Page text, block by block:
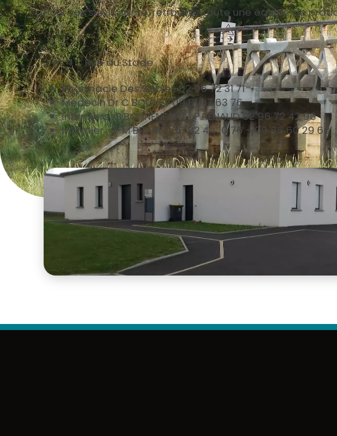
Pour vos suivis santé, retrouvez toute une équipe de
2 et 4 C Rue du Stade
Pharmacie Des Sables 02 96 72 31 71
Médecin Dr C BOUVET 09 81 97 63 76
Infirmiers : B.BONNENFANT/ P.RENAUD 02 96 72 42 98
Infirmier : J-M BRUNET 06 82 44 10 76 – 09 86 60 29 60